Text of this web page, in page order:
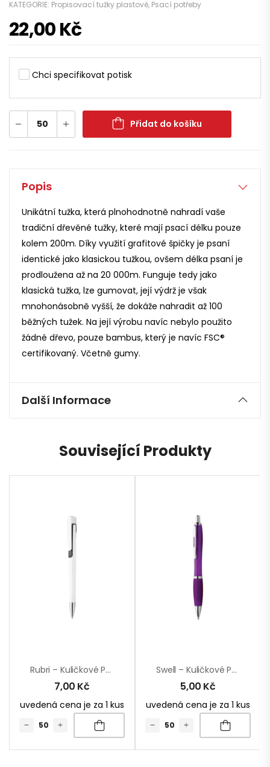
KATEGORIE: Propisovací tužky plastové, Psací potřeby
22,00Kč
Chci specifikovat potisk
Přidat do košíku
Popis
Unikátní tužka, která plnohodnotně nahradí vaše
tradiční dřevěné tužky, které mají psací délku pouze
kolem 200m. Díky využití grafitové špičky je psaní
identické jako klasickou tužkou, ovšem délka psaní je
prodloužena až na 20 000m. Funguje tedy jako
klasická tužka, lze gumovat, její výdrž je však
mnohonásobně vyšší, že dokáže nahradit až 100
běžných tužek. Na její výrobu navíc nebylo použito
žádné dřevo, pouze bambus, který je navíc FSC®
certifikovaný. Včetně gumy.
Další Informace
Související Produkty
Rubri – Kuličkové Pero
7,00 Kč
uvedená cena je za 1 kus
Swell – Kuličkové Pero
5,00 Kč
uvedená cena je za 1 kus